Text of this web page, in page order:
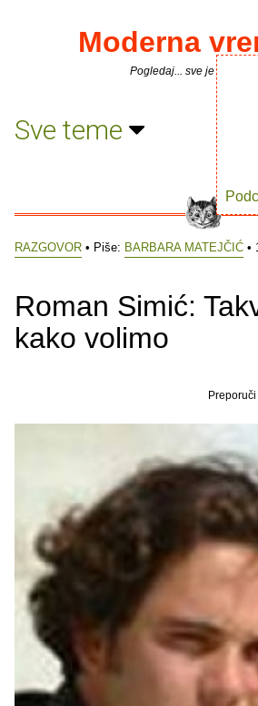
Moderna
Pogledaj... sve je puno
Sve teme
RAZGOVOR • Piše: BARBARA MATEJČIĆ •
Roman Simić:
kako volimo